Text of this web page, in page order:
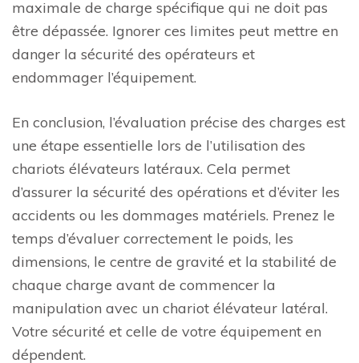
maximale de charge spécifique qui ne doit pas
être dépassée. Ignorer ces limites peut mettre en
danger la sécurité des opérateurs et
endommager l’équipement.
En conclusion, l’évaluation précise des charges est
une étape essentielle lors de l’utilisation des
chariots élévateurs latéraux. Cela permet
d’assurer la sécurité des opérations et d’éviter les
accidents ou les dommages matériels. Prenez le
temps d’évaluer correctement le poids, les
dimensions, le centre de gravité et la stabilité de
chaque charge avant de commencer la
manipulation avec un chariot élévateur latéral.
Votre sécurité et celle de votre équipement en
dépendent.